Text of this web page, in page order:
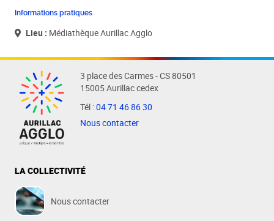
Informations pratiques
Lieu : Médiathèque Aurillac Agglo
3 place des Carmes - CS 80501
15005 Aurillac cedex
Tél :04 71 46 86 30
Nous contacter
LA COLLECTIVITÉ
Nous contacter